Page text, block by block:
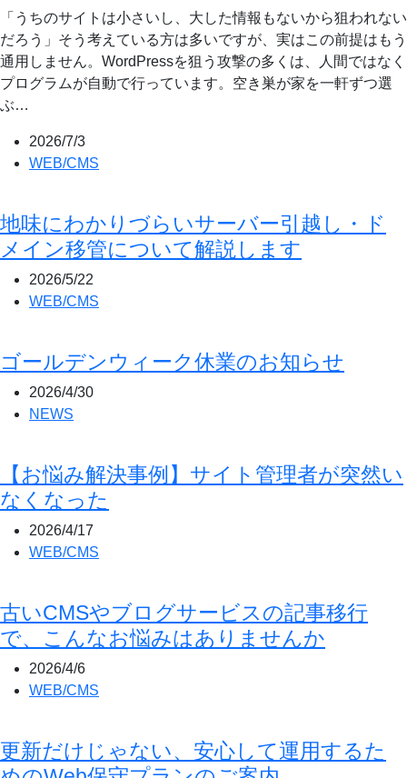
「うちのサイトは小さいし、大した情報もないから狙われない
だろう」そう考えている方は多いですが、実はこの前提はもう
通用しません。WordPressを狙う攻撃の多くは、人間ではなく
プログラムが自動で行っています。空き巣が家を一軒ずつ選
ぶ…
2026/7/3
WEB/CMS
地味にわかりづらいサーバー引越し・ド
メイン移管について解説します
2026/5/22
WEB/CMS
ゴールデンウィーク休業のお知らせ
2026/4/30
NEWS
【お悩み解決事例】サイト管理者が突然い
なくなった
2026/4/17
WEB/CMS
古いCMSやブログサービスの記事移行
で、こんなお悩みはありませんか
2026/4/6
WEB/CMS
更新だけじゃない、安心して運用するた